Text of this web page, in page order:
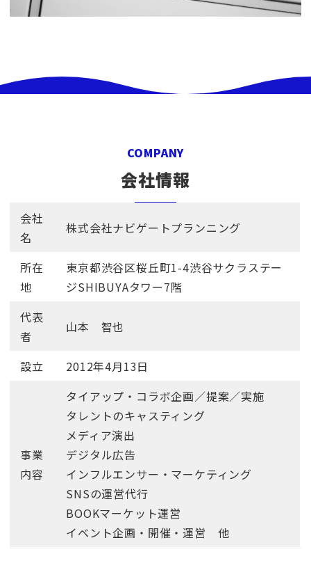
COMPANY
会社情報
会社
名
株式会社ナビゲートプランニング
所在
地
東京都渋谷区桜丘町1-4渋谷サクラステー
ジSHIBUYAタワー7階
代表
者
山本 智也
設立 2012年4月13日
事業
内容
タイアップ・コラボ企画／提案／実施
タレントのキャスティング
メディア演出
デジタル広告
インフルエンサー・マーケティング
SNSの運営代行
BOOKマーケット運営
イベント企画・開催・運営 他